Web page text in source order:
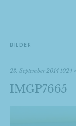
BILDER
23. September 2014 1024
IMGP7665